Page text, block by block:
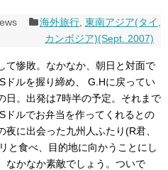
海外旅行 東南アジア(タイ,
カンボジア)(Sept. 2007)
て惨敗。なかなか、朝日と対面で
ドルを握り締め、 G.Hに戻ってい
日。出発は7時半の予定。それまで
ドルでお弁当を作ってくれるとの
に出会った九州人ふたり(R君、
と食べ、目的地に向かうことにし
なかなか素敵でしょう。ついで